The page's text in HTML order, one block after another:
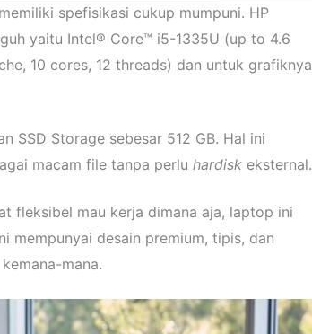
spefisikasi cukup mumpuni. HP
yaitu Intel® Core™ i5-1335U (up to 4.6
10 cores, 12 threads) dan untuk grafiknya
SSD Storage sebesar 512 GB. Hal ini
macam file tanpa perlu hardisk eksternal.
fleksibel mau kerja dimana aja, laptop ini
mempunyai desain premium, tipis, dan
mana.